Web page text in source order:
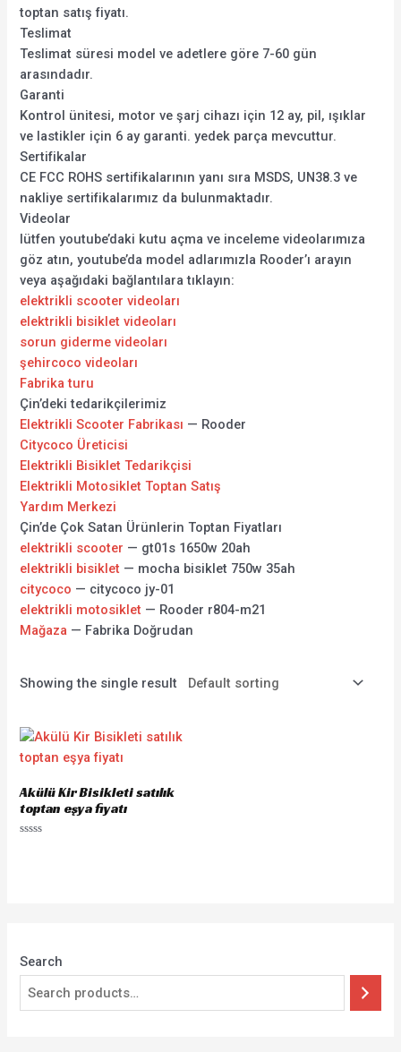
Search
toptan satış fiyatı.
Teslimat
Teslimat süresi model ve adetlere göre 7-60 gün
arasındadır.
Garanti
Kontrol ünitesi, motor ve şarj cihazı için 12 ay, pil, ışıklar
ve lastikler için 6 ay garanti. yedek parça mevcuttur.
Sertifikalar
CE FCC ROHS sertifikalarının yanı sıra MSDS, UN38.3 ve
nakliye sertifikalarımız da bulunmaktadır.
Videolar
lütfen youtube’daki kutu açma ve inceleme videolarımıza
göz atın, youtube’da model adlarımızla Rooder’ı arayın
veya aşağıdaki bağlantılara tıklayın:
elektrikli scooter videoları
elektrikli bisiklet videoları
sorun giderme videoları
şehircoco videoları
Fabrika turu
Çin’deki tedarikçilerimiz
Elektrikli Scooter Fabrikası — Rooder
Citycoco Üreticisi
Elektrikli Bisiklet Tedarikçisi
Elektrikli Motosiklet Toptan Satış
Yardım Merkezi
Çin’de Çok Satan Ürünlerin Toptan Fiyatları
elektrikli scooter — gt01s 1650w 20ah
elektrikli bisiklet — mocha bisiklet 750w 35ah
citycoco — citycoco jy-01
elektrikli motosiklet — Rooder r804-m21
Mağaza — Fabrika Doğrudan
Showing the single result
Akülü Kir Bisikleti satılık
toptan eşya fiyatı